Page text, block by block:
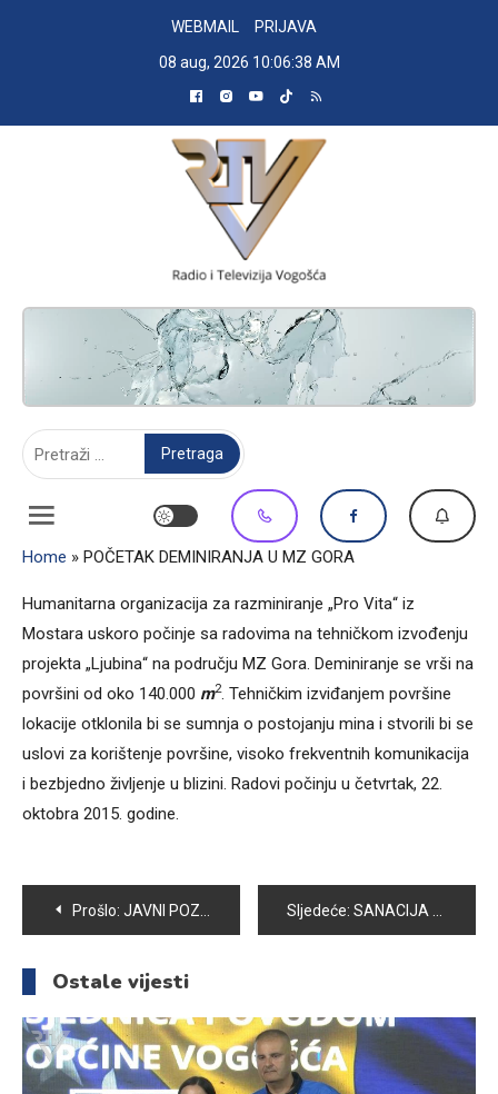
WEBMAIL
PRIJAVA
08 aug, 2026 10:06:39 AM
RADIO TELEVIZIJA VOGOŠĆA
Home » POČETAK DEMINIRANJA U MZ GORA
Humanitarna organizacija za razminiranje „Pro Vita“ iz
Mostara uskoro počinje sa radovima na tehničkom izvođenju
projekta „Ljubina“ na području MZ Gora. Deminiranje se vrši na
površini od oko 140.000 m2. Tehničkim izviđanjem površine
lokacije otklonila bi se sumnja o postojanju mina i stvorili bi se
uslovi za korištenje površine, visoko frekventnih komunikacija
i bezbjedno življenje u blizini. Radovi počinju u četvrtak, 22.
oktobra 2015. godine.
Navigacija
članaka
Prošlo: JAVNI POZIV ZA SUFINANSIRANJE PROJEKATA IZ BUDŽETA OPĆINE VOGOŠĆA ZA 2016. GODINU Sljedeće: SANACIJA KLIZIŠTA NA PODRUČJU MJESNE ZAJEDNICE SEMIZOVAC
Ostale vijesti